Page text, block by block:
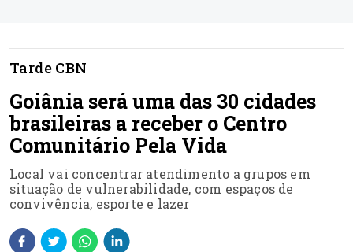
Tarde CBN
Goiânia será uma das 30 cidades
brasileiras a receber o Centro
Comunitário Pela Vida
Local vai concentrar atendimento a grupos em
situação de vulnerabilidade, com espaços de
convivência, esporte e lazer